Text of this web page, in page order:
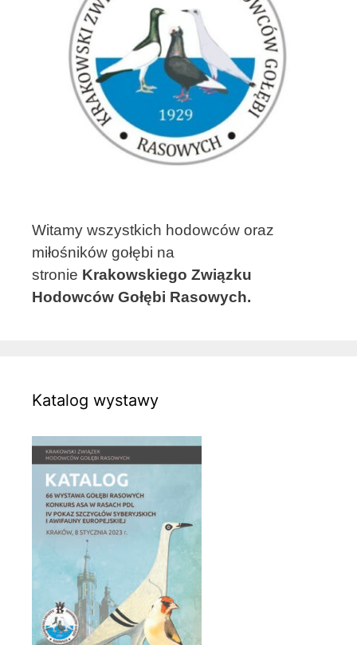
Witamy wszystkich hodowców oraz
miłośników gołębi na
stronie Krakowskiego Związku
Hodowców Gołębi Rasowych.
Katalog wystawy